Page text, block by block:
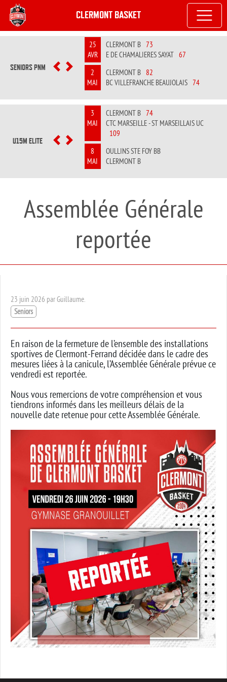
CLERMONT BASKET
SENIORS PNM PREVIOUS
NEXT
25
AVR
CLERMONT B 73
E DE CHAMALIERES SAYAT 67
2
MAI
CLERMONT B 82
BC VILLEFRANCHE BEAUJOLAIS 74
U15M ELITE PREVIOUS
NEXT
3
MAI
CLERMONT B 74
CTC MARSEILLE - ST MARSEILLAIS UC
109
8
MAI
OULLINS STE FOY BB
CLERMONT B
Assemblée Générale
reportée
23 juin 2026 par Guillaume.
Seniors
En raison de la fermeture de l’ensemble des installations
sportives de Clermont-Ferrand décidée dans le cadre des
mesures liées à la canicule, l’Assemblée Générale prévue ce
vendredi est reportée.
Nous vous remercions de votre compréhension et vous
tiendrons informés dans les meilleurs délais de la
nouvelle date retenue pour cette Assemblée Générale.